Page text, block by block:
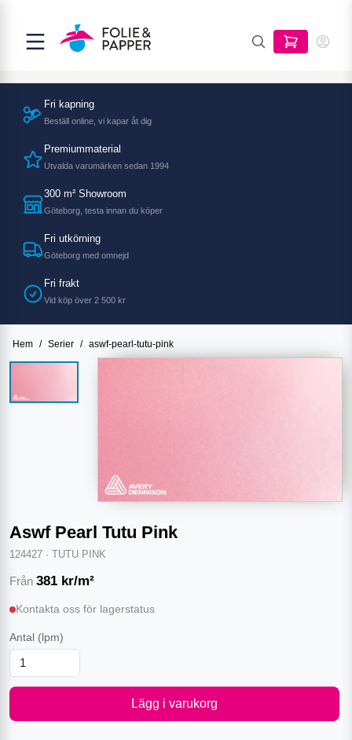
Fri kapning
Beställ online, vi kapar åt dig
Premiummaterial
Utvalda varumärken sedan 1994
300 m² Showroom
Göteborg, testa innan du köper
Fri utkörning
Göteborg med omnejd
Fri frakt
Vid köp över 2 500 kr
Hem / Serier / aswf-pearl-tutu-pink
Aswf Pearl Tutu Pink
124427 · TUTU PINK
Från 381 kr/m²
Kontakta oss för lagerstatus
Antal (lpm)
Lägg i varukorg